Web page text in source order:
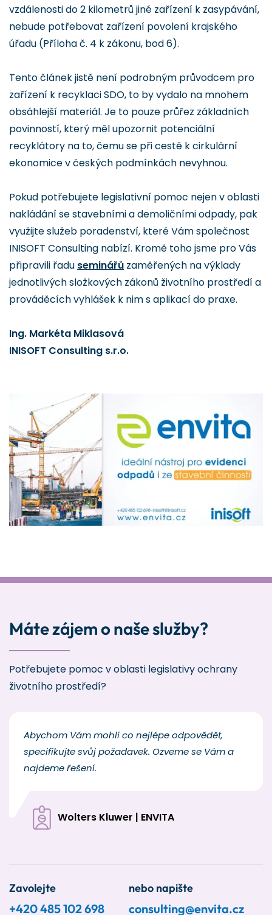
vzdálenosti do 2 kilometrů jiné zařízení k zasypávání,
nebude potřebovat zařízení povolení krajského
úřadu (Příloha č. 4 k zákonu, bod 6).
Tento článek jistě není podrobným průvodcem pro
zařízení k recyklaci SDO, to by vydalo na mnohem
obsáhlejší materiál. Je to pouze průřez základních
povinností, který měl upozornit potenciální
recyklátory na to, čemu se při cestě k cirkulární
ekonomice v českých podmínkách nevyhnou.
Pokud potřebujete legislativní pomoc nejen v oblasti
nakládání se stavebními a demoličními odpady, pak
využijte služeb poradenství, které Vám společnost
INISOFT Consulting nabízí. Kromě toho jsme pro Vás
připravili řadu seminářů zaměřených na výklady
jednotlivých složkových zákonů životního prostředí a
prováděcích vyhlášek k nim s aplikací do praxe.
Ing. Markéta Miklasová
INISOFT Consulting s.r.o.
Máte zájem o naše služby?
Potřebujete pomoc v oblasti legislativy ochrany
životního prostředí?
Abychom Vám mohli co nejlépe odpovědět,
specifikujte svůj požadavek. Ozveme se Vám a
najdeme řešení.
Wolters Kluwer | ENVITA
Zavolejte
+420 485 102 698
nebo napište
consulting@envita.cz